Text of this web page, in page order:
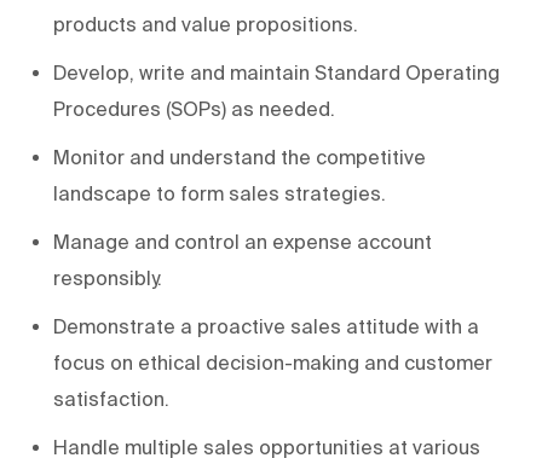
products and value propositions.
Develop, write and maintain Standard Operating
Procedures (SOPs) as needed.
Monitor and understand the competitive
landscape to form sales strategies.
Manage and control an expense account
responsibly.
Demonstrate a proactive sales attitude with a
focus on ethical decision-making and customer
satisfaction.
Handle multiple sales opportunities at various